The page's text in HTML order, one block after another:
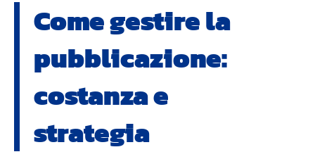
Come gestire la
pubblicazione:
costanza e
strategia